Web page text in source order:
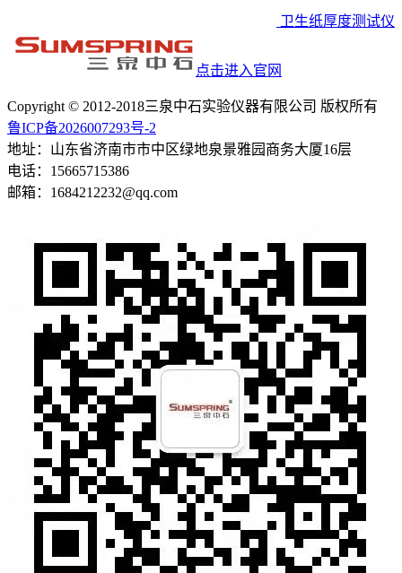
卫生纸厚度测试仪
点击进入官网
Copyright © 2012-2018三泉中石实验仪器有限公司 版权所有
鲁ICP备2026007293号-2
地址：山东省济南市市中区绿地泉景雅园商务大厦16层
电话：15665715386
邮箱：1684212232@qq.com